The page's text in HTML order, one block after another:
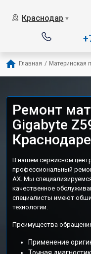
Краснодар ▼
Главная / Материнская
Ремонт
Gigabyte
Краснодаре
В нашем сервисном
профессиональный
AX. Мы
качественное
специалисты имеют
технологии.
Преимущества
Применение